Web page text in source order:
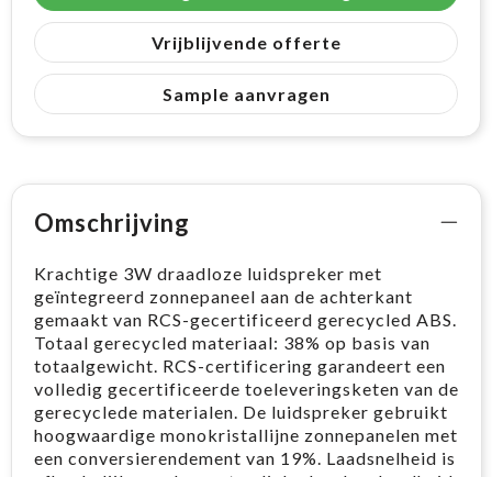
Vrijblijvende offerte
Sample aanvragen
Omschrijving
Krachtige 3W draadloze luidspreker met
geïntegreerd zonnepaneel aan de achterkant
gemaakt van RCS-gecertificeerd gerecycled ABS.
Totaal gerecycled materiaal: 38% op basis van
totaalgewicht. RCS-certificering garandeert een
volledig gecertificeerde toeleveringsketen van de
gerecyclede materialen. De luidspreker gebruikt
hoogwaardige monokristallijne zonnepanelen met
een conversierendement van 19%. Laadsnelheid is